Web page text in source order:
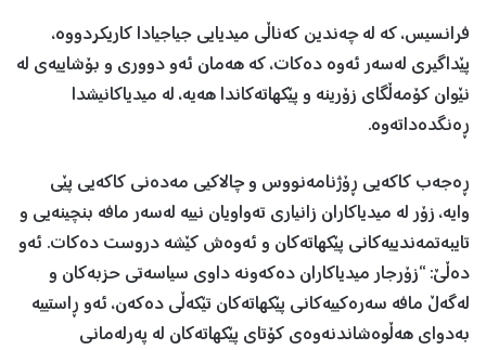
فرانسیس، کە لە چەندین کەناڵی میدیایی جیاجیادا کاریکردووە،
پێداگیری لەسەر ئەوە دەکات، کە هەمان ئەو دووری و بۆشاییەی لە
نێوان کۆمەڵگای زۆرینە و پێکهاتەکاندا هەیە، لە میدیاکانیشدا
ڕەنگدەداتەوە.
ڕەجەب کاکەیی ڕۆژنامەنووس و چالاکیی مەدەنی کاکەیی پێی
وایە، زۆر لە میدیاکاران زانیاری تەواویان نییە لەسەر مافە بنچینەیی و
تایبەتمەندییەکانی پێکهاتەکان و ئەوەش کێشە دروست دەکات. ئەو
دەڵێ: “زۆرجار میدیاکاران دەکەونە داوی سیاسەتی حزبەکان و
لەگەڵ مافە سەرەکییەکانی پێکهاتەکان تێکەڵی دەکەن، ئەو ڕاستییە
بەدوای هەڵوەشاندنەوەی کۆتای پێکهاتەکان لە پەرلەمانی